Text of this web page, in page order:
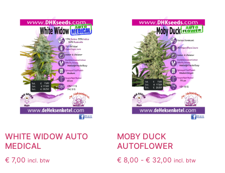
WHITE WIDOW AUTO
MEDICAL
€ 7,00 incl. btw
MOBY DUCK
AUTOFLOWER
€ 8,00 - € 32,00 incl. btw